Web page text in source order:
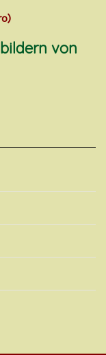
von